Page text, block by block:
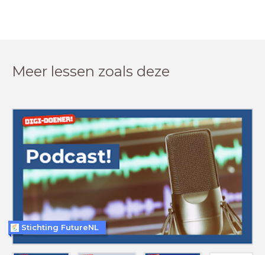
Meer lessen zoals deze
Stichting FutureNL